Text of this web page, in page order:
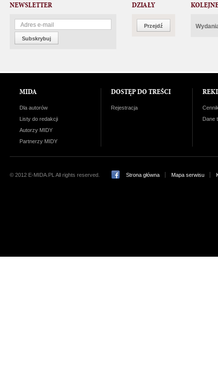
NEWSLETTER
Subskrybuj
DZIAŁY
Przejdź
MIDA
Dla autorów
Listy do redakcji
Autorzy MIDY
Partnerzy MIDY
DOSTĘP DO TREŚCI
Rejestracja
Dane
© 2012 E-MIDA.PL All rights reserved. Strona główna Mapa serwisu